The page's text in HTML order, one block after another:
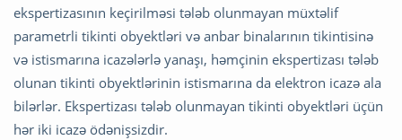
ekspertizasının keçirilməsi tələb olunmayan müxtəlif
parametrli tikinti obyektləri və anbar binalarının tikintisinə
və istismarına icazələrlə yanaşı, həmçinin ekspertizası tələb
olunan tikinti obyektlərinin istismarına da elektron icazə ala
bilərlər. Ekspertizası tələb olunmayan tikinti obyektləri üçün
hər iki icazə ödənişsizdir.